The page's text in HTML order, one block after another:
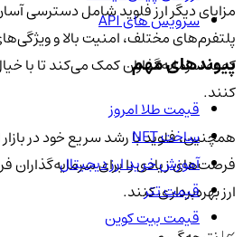
مزایای دیگر ارز فلوید شامل دسترسی
پلتفرم‌های مختلف، امنیت بالا و
که به سرمایه‌گذاران کمک می‌کند تا با
کنند.
همچنین، فلوید با رشد سریع خود در بازار
فرصت‌های زیادی را برای سرمایه‌گذاران
ارز بهره‌برداری کنند.
سرویس های API
پیوندهای مهم
قیمت طلا امروز
ساخت NFT
آموزش خرید ارز دیجیتال
قیمت تتر
قیمت بیت کوین